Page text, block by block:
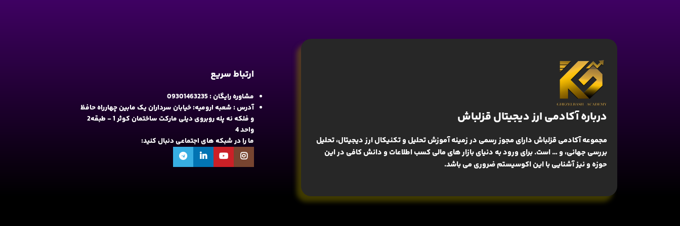
درباره آکادمی ارز دیجیتال قزلباش
مجموعه آکادمی قزلباش دارای مجوز رسمی در زمینهآموزش تحلیل و تکنیکال ارز دیجیتال، تحلیل
بررسی جهانی، و … است. برای ورود به دنیای بازار های مالی کسب اطلاعات و دانش کافی در این
حوزه و نیز آشنایی با این اکوسیستم ضروری می باشد.
ارتباط سریع
مشاوره رایگان : 09301463235
آدرس : شعبه ارومیه: خیابان سرداران یک مابین چهارراه حافظ
و فلکه نه پله روبروی دیلی مارکت ساختمان کوثر 1 - طبقه2
واحد 4
ما را در شبکه های اجتماعی دنبال کنید: